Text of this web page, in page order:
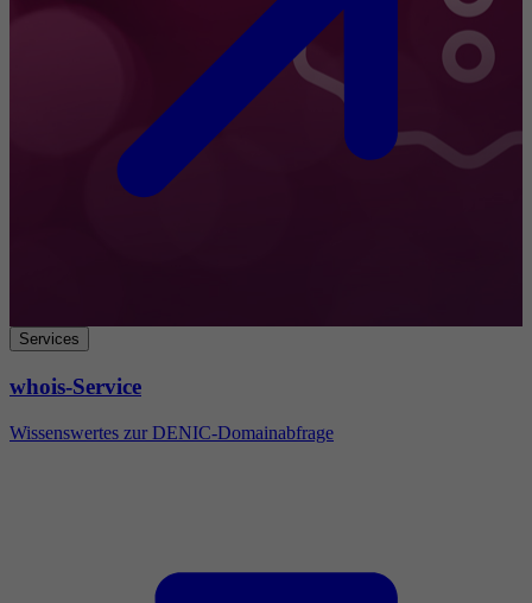
Services
whois-Service
Wissenswertes zur DENIC-Domainabfrage